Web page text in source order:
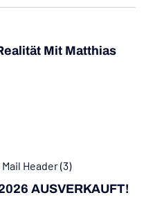
Mit Matthias
AUSVERKAUFT!